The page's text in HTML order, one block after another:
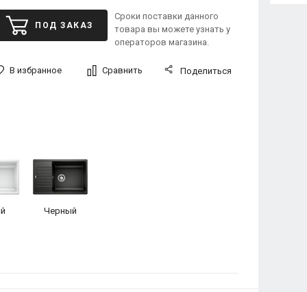
ПОД ЗАКАЗ
Сроки поставки данного
товара вы можете узнать у
операторов магазина.
В избранное Сравнить Поделиться
Черный